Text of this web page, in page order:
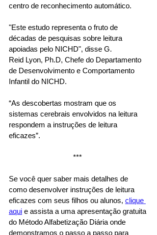
centro de reconhecimento automático.
"Este estudo representa o fruto de
décadas de pesquisas sobre leitura
apoiadas pelo NICHD", disse G.
Reid Lyon, Ph.D, Chefe do Departamento
de Desenvolvimento e Comportamento
Infantil do NICHD.
“As descobertas mostram que os
sistemas cerebrais envolvidos na leitura
respondem a instruções de leitura
eficazes”.
***
Se você quer saber mais detalhes de
como desenvolver instruções de leitura
eficazes com seus filhos ou alunos, clique
aqui e assista a uma apresentação gratuita
do Método Alfabetização Diária onde
demonstramos o passo a passo para